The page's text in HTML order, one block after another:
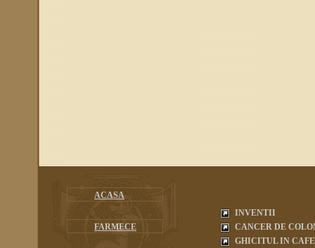
ACASA
FARMECE
INVENTII
CANCER DE
GHICITUL IN